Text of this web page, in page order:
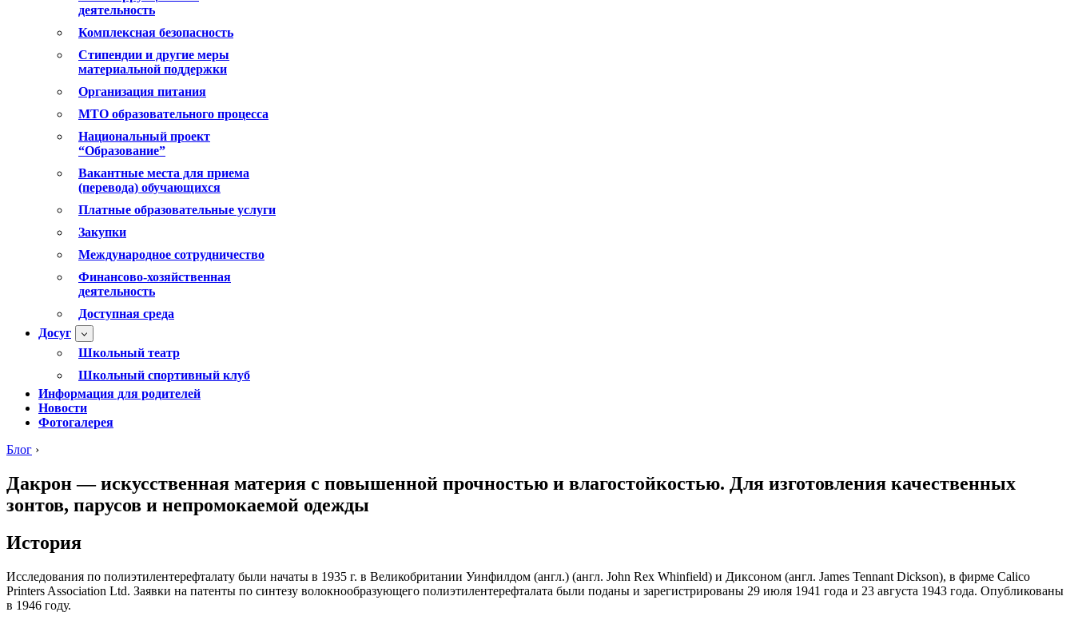
деятельность
Комплексная безопасность
Стипендии и другие меры
материальной поддержки
Организация питания
МТО образовательного процесса
Национальный проект
“Образование”
Вакантные места для приема
(перевода) обучающихся
Платные образовательные услуги
Закупки
Международное сотрудничество
Финансово-хозяйственная
деятельность
Доступная среда
Досуг
Школьный театр
Школьный спортивный клуб
Информация для родителей
Новости
Фотогалерея
Блог ›
Дакрон — искусственная материя с повышенной прочностью и влагостойкостью. Для изготовления качественных
зонтов, парусов и непромокаемой одежды
История
Исследования по полиэтилентерефталату были начаты в 1935 г. в Великобритании Уинфилдом (англ.) (англ. John Rex Whinfield) и Диксоном (англ. James Tennant Dickson), в фирме Calico
Printers Association Ltd. Заявки на патенты по синтезу волокнообразующего полиэтилентерефталата были поданы и зарегистрированы 29 июля 1941 года и 23 августа 1943 года. Опубликованы
в 1946 году.